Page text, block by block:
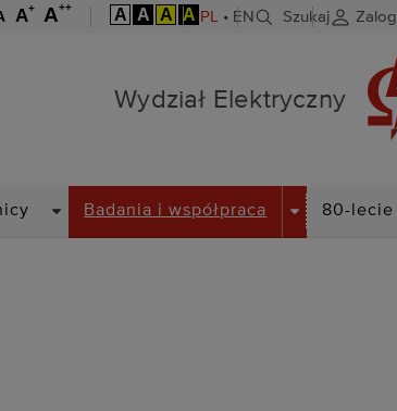
A+ A++ A A A A PL • EN Szukaj
Wydział Elektryczny
Badania i współpraca
DROPDOWN
80-lecie